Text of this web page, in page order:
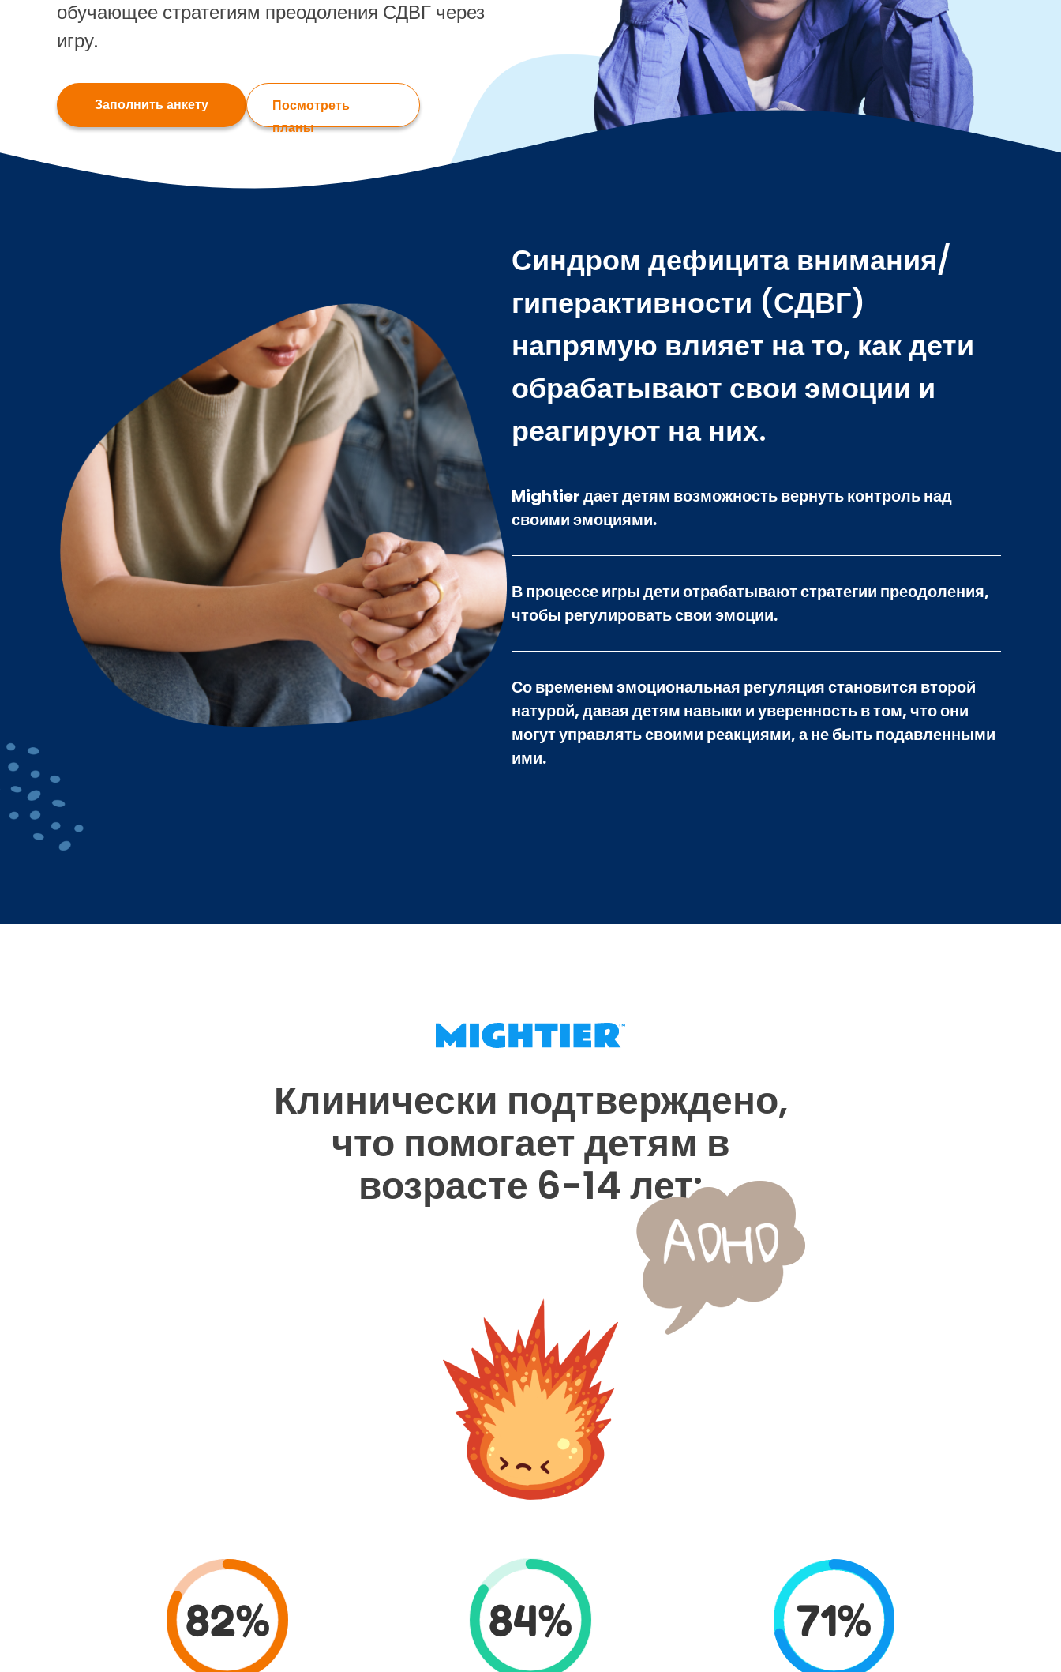
обучающее стратегиям преодоления СДВГ через
игру.
Заполнить анкету
Посмотреть
планы
Синдром дефицита внимания/
гиперактивности (СДВГ)
напрямую влияет на то, как дети
обрабатывают свои эмоции и
реагируют на них.
Mightier дает детям возможность вернуть контроль над
своими эмоциями.
В процессе игры дети отрабатывают стратегии преодоления,
чтобы регулировать свои эмоции.
Со временем эмоциональная регуляция становится второй
натурой, давая детям навыки и уверенность в том, что они
могут управлять своими реакциями, а не быть подавленными
ими.
Клинически подтверждено,
что помогает детям в
возрасте 6-14 лет:
82% 84% 71%